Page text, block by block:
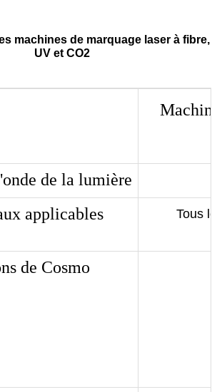
machines de marquage laser à fibre,
UV et CO2
de la lumière
applicables
Tous
de Cosmo